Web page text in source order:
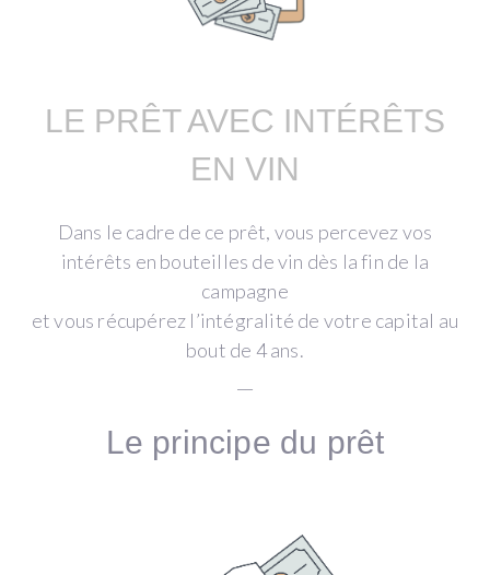
LE PRÊT AVEC INTÉRÊTS
EN VIN
Dans le cadre de ce prêt, vous percevez vos
intérêts en bouteilles de vin dès la fin de la
campagne
et vous récupérez l’intégralité de votre capital au
bout de 4 ans.
Le principe du prêt